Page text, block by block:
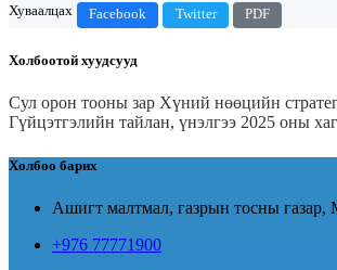
Хуваалцах
Facebook Twitter PDF
Холбоотой хуудсууд
Сул орон тооны зар Хүний нөөцийн
Гүйцэтгэлийн тайлан, үнэлгээ 2025 оны
Холбоо барих
Ашигт малтмал, газрын тосны газар,
+976 77771900